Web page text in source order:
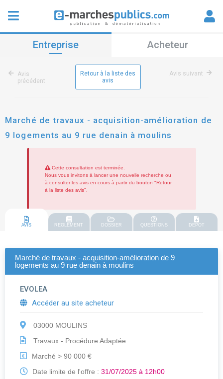
Entreprise Acheteur
Avis
précédent
Retour à la liste des
avis
Avis suivant
Marché de travaux - acquisition-amélioration de
9 logements au 9 rue denain à moulins
Cette consultation est terminée.
Nous vous invitons à lancer une nouvelle recherche ou
à consulter les avis en cours à partir du bouton "Retour
à la liste des avis".
AVIS REGLEMENT DOSSIER QUESTIONS DEPOT
Marché de travaux - acquisition-amélioration de 9
logements au 9 rue denain à moulins
EVOLEA
Accéder au site acheteur
03000 MOULINS
Travaux - Procédure Adaptée
€
Marché > 90 000 €
Date limite de l'offre : 31/07/2025 à 12h00